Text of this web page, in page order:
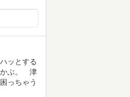
ッとする
かぶ。 津
っちゃう